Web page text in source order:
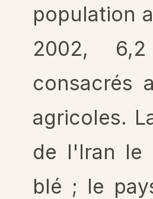
population
2002,
consacrés
agricoles.
de l'Iran le
blé ; le